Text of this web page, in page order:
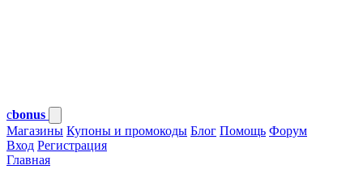
cbonus
Магазины Купоны и промокоды Блог Помощь Форум
Вход Регистрация
Главная